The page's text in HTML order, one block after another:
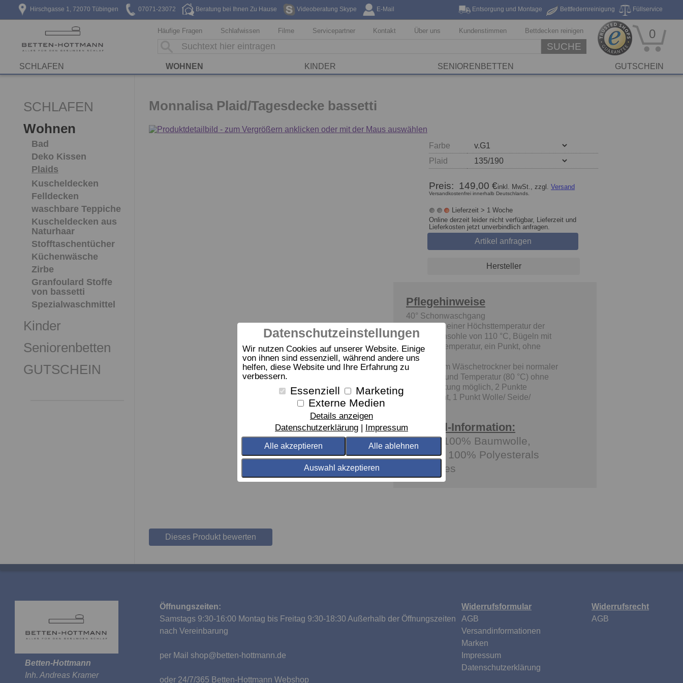
Datenschutzeinstellungen
Wir nutzen Cookies auf unserer Website. Einige
von ihnen sind essenziell, während andere uns
helfen, diese Website und Ihre Erfahrung zu
verbessern.
Essenziell
Marketing
Externe Medien
Details anzeigen
Datenschutzerklärung
Impressum
Alle akzeptieren Alle ablehnen
Auswahl akzeptieren
Hirschgasse 1, 72070 Tübingen 07071-23072 Beratung bei Ihnen Zu Hause Videoberatung Skype E-Mail Füllservice
Bettfedernreinigung
Entsorgung und Montage
Reinigungsservice
Häufige Fragen Schlafwissen Filme Servicepartner Kontakt Über uns Kundenstimmen Bettdecken reinigen
SUCHE
0
SCHLAFEN WOHNEN KINDER SENIORENBETTEN GUTSCHEIN
SCHLAFEN
Wohnen
Bad
Deko Kissen
Plaids
Kuscheldecken
Felldecken
waschbare Teppiche
Kuscheldecken aus
Naturhaar
Stofftaschentücher
Küchenwäsche
Zirbe
Granfoulard Stoffe
von bassetti
Spezialwaschmittel
Kinder
Seniorenbetten
GUTSCHEIN
Monnalisa Plaid/Tagesdecke bassetti
Farbe
Plaid
Preis: 149,00 €inkl. MwSt., zzgl. Versand
Versandkostenfrei innerhalb Deutschlands.
Lieferzeit > 1 Woche
Online derzeit leider nicht verfügbar, Lieferzeit und
Lieferkosten jetzt unverbindlich anfragen.
Artikel anfragen
Hersteller
Pflegehinweise
40° Schonwaschgang
Bügeln mit einer Höchsttemperatur der
Bügeleisensohle von 110 °C, Bügeln mit
niedriger Temperatur, ein Punkt, ohne
Dampf
Trocknen im Wäschetrockner bei normaler
Belastung und Temperatur (80 °C) ohne
Einschränkung möglich, 2 Punkte
Pflegeleicht, 1 Punkt Wolle/ Seide/
Material-Information:
Bezug: 100% Baumwolle,
Füllung: 100% Polyesterals
Klimavlies
Dieses Produkt bewerten
Betten-Hottmann
Inh. Andreas Kramer
Öffnungszeiten:
Samstags 9:30-16:00 Montag bis Freitag 9:30-18:30 Außerhalb der Öffnungszeiten
nach Vereinbarung
per Mail shop@betten-hottmann.de
oder 24/7/365 Betten-Hottmann Webshop
Widerrufsformular
AGB
Versandinformationen
Marken
Impressum
Datenschutzerklärung
Widerrufsrecht
AGB